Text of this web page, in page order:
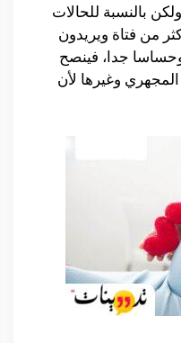
بالنسبة للحالات
من فتاة ويريدون
وحساسا جدا، فينصح
وغيرها لأن